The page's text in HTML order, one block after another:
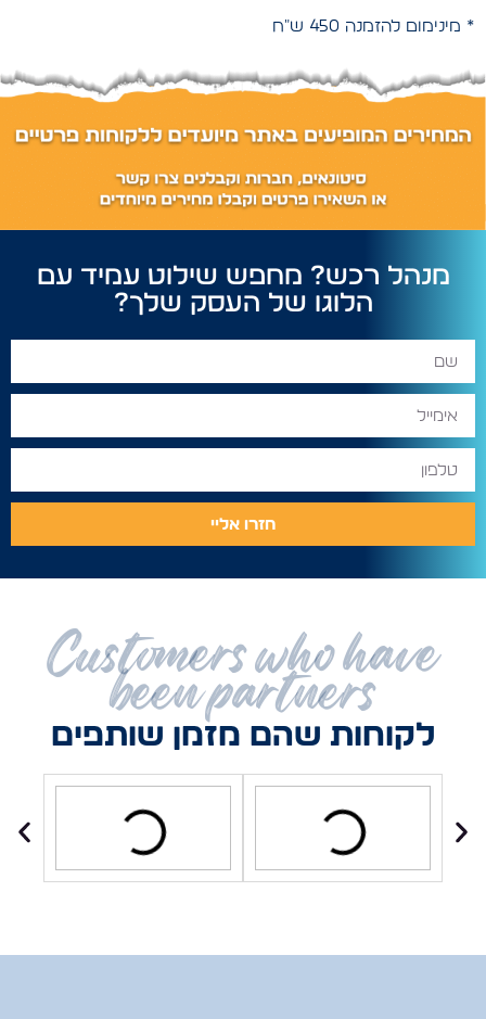
* מינימום להזמנה 450 ש"ח
מנהל רכש? מחפש שילוט עמיד עם
הלוגו של העסק שלך?
חזרו אליי
Customers who have
been partners
לקוחות שהם מזמן שותפים